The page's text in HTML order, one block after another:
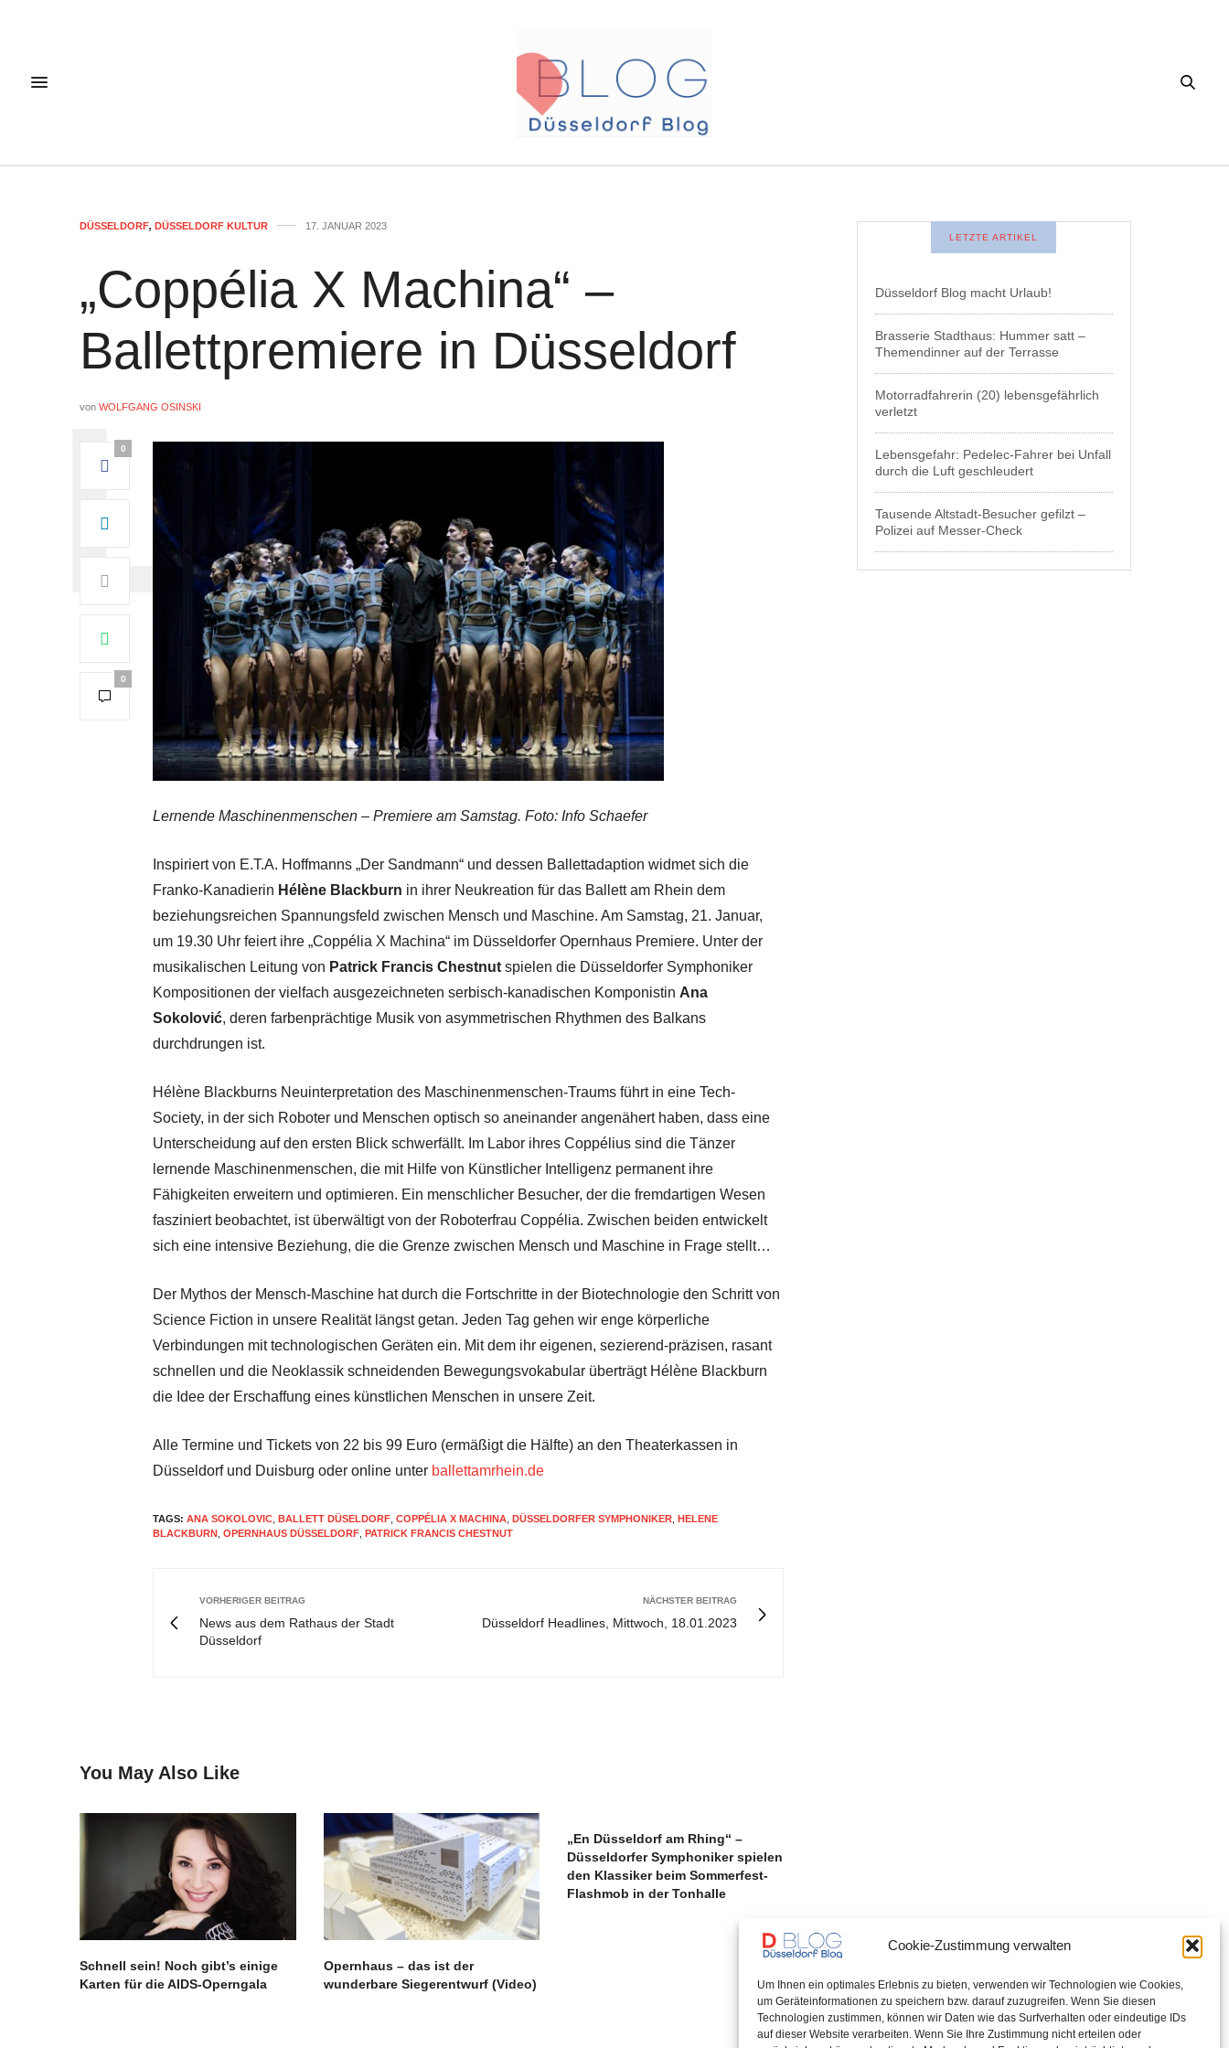
Cookie-Zustimmung verwalten
Um Ihnen ein optimales Erlebnis zu bieten, verwenden wir Technologien wie Cookies,
um Geräteinformationen zu speichern bzw. darauf zuzugreifen. Wenn Sie diesen
Technologien zustimmen, können wir Daten wie das Surfverhalten oder eindeutige IDs
auf dieser Website verarbeiten. Wenn Sie Ihre Zustimmung nicht erteilen oder
DÜSSELDORF, DÜSSELDORF KULTUR 17. JANUAR 2023
„Coppélia X Machina“ –
Ballettpremiere in Düsseldorf
von WOLFGANG OSINSKI
0
0
Lernende Maschinenmenschen – Premiere am Samstag. Foto: Info Schaefer
Inspiriert von E.T.A. Hoffmanns „Der Sandmann“ und dessen Ballettadaption widmet sich die
Franko-Kanadierin Hélène Blackburn in ihrer Neukreation für das Ballett am Rhein dem
beziehungsreichen Spannungsfeld zwischen Mensch und Maschine. Am Samstag, 21. Januar,
um 19.30 Uhr feiert ihre „Coppélia X Machina“ im Düsseldorfer Opernhaus Premiere. Unter der
musikalischen Leitung von Patrick Francis Chestnut spielen die Düsseldorfer Symphoniker
Kompositionen der vielfach ausgezeichneten serbisch-kanadischen Komponistin Ana
Sokolović, deren farbenprächtige Musik von asymmetrischen Rhythmen des Balkans
durchdrungen ist.
Hélène Blackburns Neuinterpretation des Maschinenmenschen-Traums führt in eine Tech-
Society, in der sich Roboter und Menschen optisch so aneinander angenähert haben, dass eine
Unterscheidung auf den ersten Blick schwerfällt. Im Labor ihres Coppélius sind die Tänzer
lernende Maschinenmenschen, die mit Hilfe von Künstlicher Intelligenz permanent ihre
Fähigkeiten erweitern und optimieren. Ein menschlicher Besucher, der die fremdartigen Wesen
fasziniert beobachtet, ist überwältigt von der Roboterfrau Coppélia. Zwischen beiden entwickelt
sich eine intensive Beziehung, die die Grenze zwischen Mensch und Maschine in Frage stellt…
Der Mythos der Mensch-Maschine hat durch die Fortschritte in der Biotechnologie den Schritt von
Science Fiction in unsere Realität längst getan. Jeden Tag gehen wir enge körperliche
Verbindungen mit technologischen Geräten ein. Mit dem ihr eigenen, sezierend-präzisen, rasant
schnellen und die Neoklassik schneidenden Bewegungsvokabular überträgt Hélène Blackburn
die Idee der Erschaffung eines künstlichen Menschen in unsere Zeit.
Alle Termine und Tickets von 22 bis 99 Euro (ermäßigt die Hälfte) an den Theaterkassen in
Düsseldorf und Duisburg oder online unter ballettamrhein.de
TAGS: ANA SOKOLOVIC BALLETT DÜSELDORF COPPÉLIA X MACHINA DÜSSELDORFER SYMPHONIKER HELENE
BLACKBURN OPERNHAUS DÜSSELDORF PATRICK FRANCIS CHESTNUT
VORHERIGER BEITRAG
News aus dem Rathaus der Stadt
Düsseldorf
NÄCHSTER BEITRAG
Düsseldorf Headlines, Mittwoch, 18.01.2023
You May Also Like
Schnell sein! Noch gibt’s einige
Karten für die AIDS-Operngala
Opernhaus – das ist der
wunderbare Siegerentwurf (Video)
„En Düsseldorf am Rhing“ –
Düsseldorfer Symphoniker spielen
den Klassiker beim Sommerfest-
Flashmob in der Tonhalle
LETZTE ARTIKEL
Düsseldorf Blog macht Urlaub!
Brasserie Stadthaus: Hummer satt –
Themendinner auf der Terrasse
Motorradfahrerin (20) lebensgefährlich
verletzt
Lebensgefahr: Pedelec-Fahrer bei Unfall
durch die Luft geschleudert
Tausende Altstadt-Besucher gefilzt –
Polizei auf Messer-Check